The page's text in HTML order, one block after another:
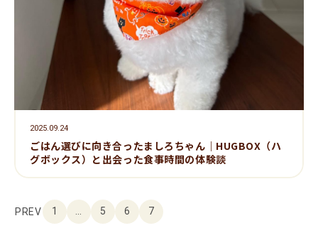
2025.09.24
ごはん選びに向き合ったましろちゃん｜HUGBOX（ハ
グボックス）と出会った食事時間の体験談
PREV 1 5 6 7